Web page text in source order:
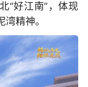
“好江南”，体现
精神。